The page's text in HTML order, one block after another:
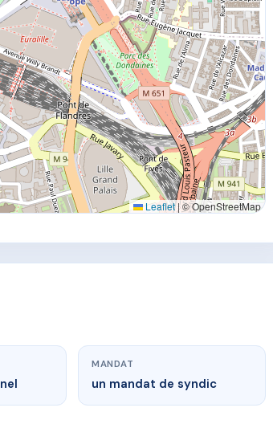
Leaflet|© OpenStreetMap
MANDAT
un mandat de syndic